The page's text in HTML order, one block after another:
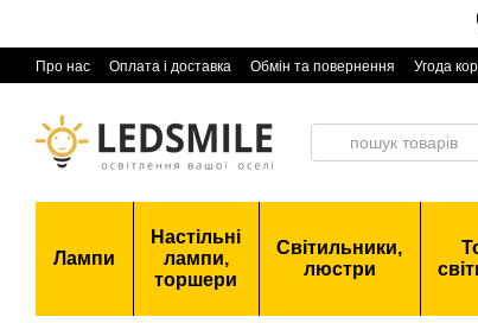
Про нас Оплата і доставка Обмін та повернення Угода
Лампи
Настільні
лампи,
торшери
Світильники,
люстри